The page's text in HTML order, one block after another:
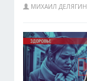
МИХАИЛ ДЕЛЯГИН